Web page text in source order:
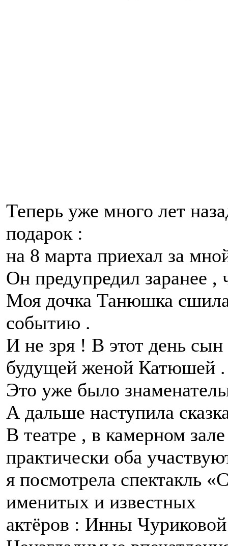
Теперь уже много лет
подарок :
на 8 марта приехал за
Он предупредил заранее ,
Моя дочка Танюшка
событию .
И не зря ! В этот день
будущей женой Катюшей .
Это уже было
А дальше наступила
В театре , в камерном
практически оба
я посмотрела спектакль
именитых и известных
актёров : Инны